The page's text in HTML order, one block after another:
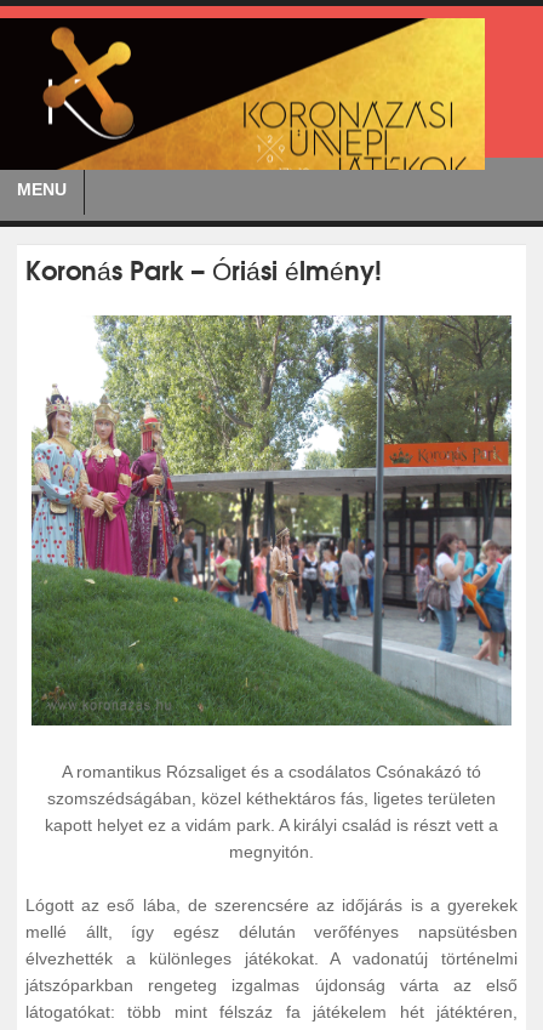
MENU
Koronás Park – Óriási élmény!
A romantikus Rózsaliget és a csodálatos Csónakázó tó
szomszédságában, közel kéthektáros fás, ligetes területen
kapott helyet ez a vidám park. A királyi család is részt vett a
megnyitón.
Lógott az eső lába, de szerencsére az időjárás is a gyerekek
mellé állt, így egész délután verőfényes napsütésben
élvezhették a különleges játékokat. A vadonatúj történelmi
játszóparkban rengeteg izgalmas újdonság várta az első
látogatókat: több mint félszáz fa játékelem hét játéktéren,